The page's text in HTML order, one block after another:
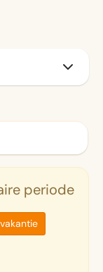
periode